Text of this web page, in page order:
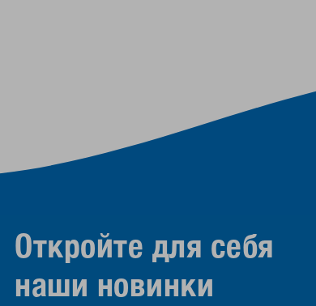
Откройте для себя
наши новинки